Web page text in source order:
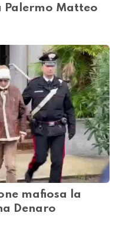
Matteo
mafiosa la
Denaro